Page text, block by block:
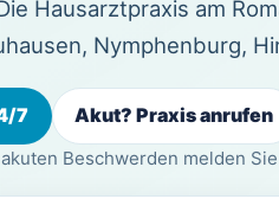
Hausarztpraxis am
Nymphenburg,
7 Akut? Praxis anrufen
Beschwerden melden